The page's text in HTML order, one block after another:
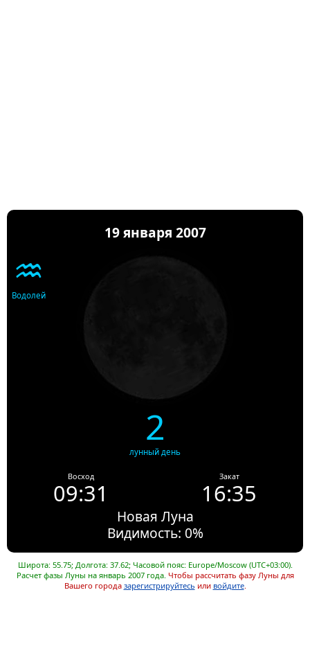
19 января 2007
♒
Водолей
2
лунный день
Восход
09:31
Закат
16:35
Новая Луна
Видимость: 0%
Широта: 55.75; Долгота: 37.62; Часовой пояс: Europe/Moscow (UTC+03:00).
Расчет фазы Луны на январь 2007 года. Чтобы рассчитать фазу Луны для
Вашего города зарегистрируйтесь или войдите.